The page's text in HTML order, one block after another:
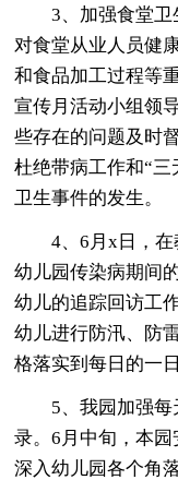
3、加强食堂
对食堂从业人员健
和食品加工过程等
宣传月活动小组领
些存在的问题及时
杜绝带病工作和“
卫生事件的发生。
4、6月x日，
幼儿园传染病期间
幼儿的追踪回访工
幼儿进行防汛、防
格落实到每日的一
5、我园加强
录。6月中旬，本
深入幼儿园各个角